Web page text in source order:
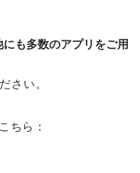
も多数のアプリをご用
さい。
ちら：